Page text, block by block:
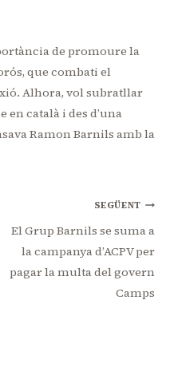
de promoure la
que combati el
Alhora, vol subratllar
en català i des d’una
Ramon Barnils amb la
SEGÜENT
El Grup Barnils se suma a
la campanya d’ACPV per
pagar la multa del govern
Camps